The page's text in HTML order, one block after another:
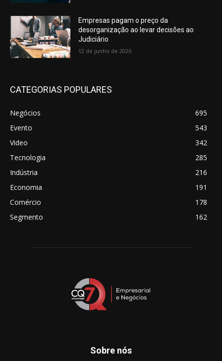
Empresas pagam o preço da
desorganização ao levar decisões ao
Judiciário
12 de junho de 2026
CATEGORIAS POPULARES
Negócios
695
Evento
543
Video
342
Tecnologia
285
Indústria
216
Economia
191
Comércio
178
Segmento
162
Sobre nós